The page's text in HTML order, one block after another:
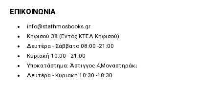
ΕΠΙΚΟΙΝΩΝΙΑ
info@stathmosbooks.gr
Κηφισού 38 (Εντός ΚΤΕΛ Κηφισού)
Δευτέρα - Σάββατο 08:00 -21:00
Κυριακή 10:00 - 21:00
Υποκατάστημα: Άστιγγος 4,Μοναστηράκι
Δευτέρα - Κυριακή 10:30 -18:30